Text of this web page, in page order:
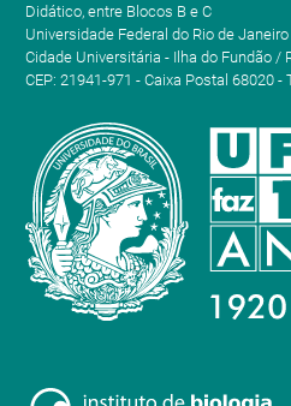
Didático, entre Blocos B e C
Universidade Federal do Rio de
Cidade Universitária - Ilha do Fundão /
CEP: 21941-971 - Caixa Postal 68020 -